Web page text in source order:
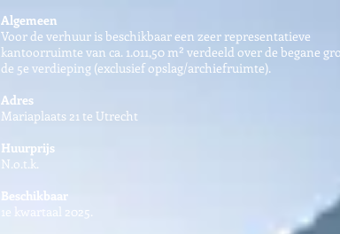
Algemeen
Voor de verhuur is beschikbaar een zeer representatieve
kantoorruimte van ca. 1.011,50 m² verdeeld over de begane
de 5e verdieping (exclusief opslag/archiefruimte).
Adres
Mariaplaats 21 te Utrecht
Huurprijs
N.o.t.k.
Beschikbaar
1e kwartaal 2025.